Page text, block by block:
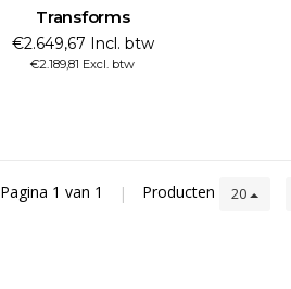
Transforms
€2.649,67 Incl. btw
€2.189,81 Excl. btw
Pagina 1 van 1 | Producten 20